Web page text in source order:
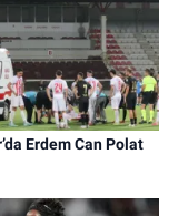
Erdem Can Polat